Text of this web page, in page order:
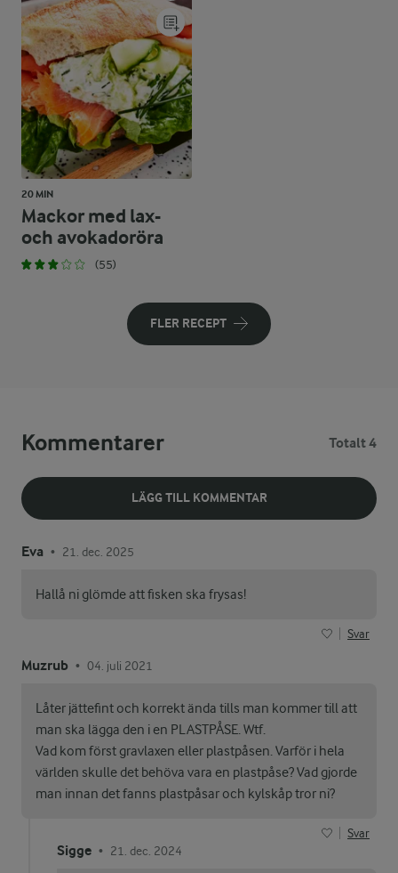
20 MIN
Mackor med lax-
och avokadoröra
(55)
FLER RECEPT
Kommentarer Totalt 4
LÄGG TILL KOMMENTAR
Eva • 21. dec. 2025
Hallå ni glömde att fisken ska frysas!
Svar
Muzrub • 04. juli 2021
Låter jättefint och korrekt ända tills man kommer till att
man ska lägga den i en PLASTPÅSE. Wtf.
Vad kom först gravlaxen eller plastpåsen. Varför i hela
världen skulle det behöva vara en plastpåse? Vad gjorde
man innan det fanns plastpåsar och kylskåp tror ni?
Svar
Sigge • 21. dec. 2024